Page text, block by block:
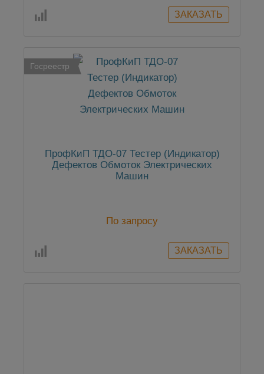
Госреестр
ПрофКиП ТДО-07 Тестер (Индикатор)
Дефектов Обмоток Электрических
Машин
По запросу